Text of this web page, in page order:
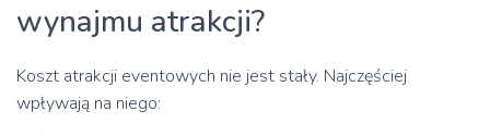
wynajmu atrakcji?
Koszt atrakcji eventowych nie jest stały. Najczęściej
wpływają na niego: